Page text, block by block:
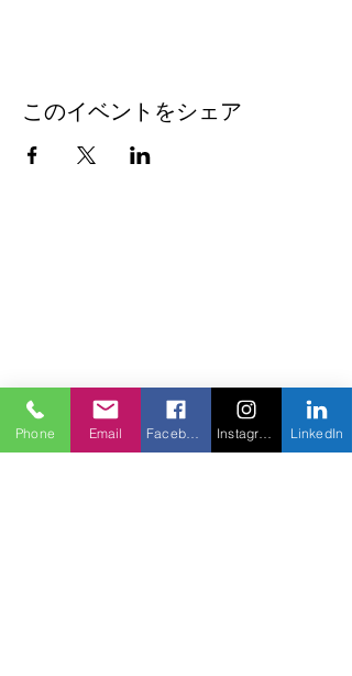
このイベントをシェア
Phone Email LinkedIn